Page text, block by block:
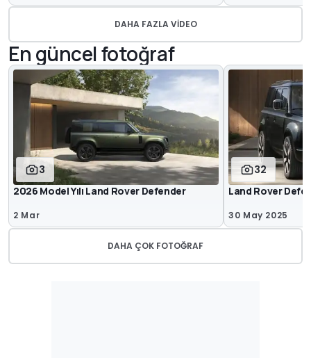
DAHA FAZLA VIDEO
En güncel fotoğraf
3
2026 Model Yılı Land Rover Defender
2 Mar
32
Land Rover
30 May 2025
DAHA ÇOK FOTOĞRAF